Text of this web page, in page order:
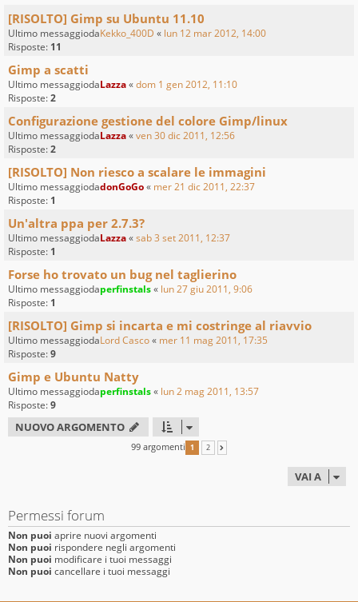
[RISOLTO] Gimp su Ubuntu 11.10
Ultimo messaggiodaKekko_400D « lun 12 mar 2012, 14:00
Risposte: 11
Gimp a scatti
Ultimo messaggiodaLazza«dom 1 gen 2012, 11:10
Risposte:2
Configurazione gestione del colore Gimp/linux
Ultimo messaggiodaLazza«ven 30 dic 2011, 12:56
Risposte:2
[RISOLTO] Non riesco a scalare le immagini
Ultimo messaggiodadonGoGo« mer 21 dic 2011, 22:37
Risposte: 1
Un'altra ppa per 2.7.3?
Ultimo messaggiodaLazza«sab 3 set 2011, 12:37
Risposte: 1
Forse ho trovato un bug nel taglierino
Ultimo messaggiodaperfinstals« lun 27 giu 2011, 9:06
Risposte: 1
[RISOLTO] Gimp si incarta e mi costringe al riavvio
Ultimo messaggiodaLord Casco« mer 11 mag 2011, 17:35
Risposte:9
Gimp e Ubuntu Natty
Ultimo messaggiodaperfinstals« lun 2 mag 2011, 13:57
Risposte:9
NUOVO ARGOMENTO
99 argomenti 1 2
VAI A
Permessi forum
Non puoi aprire nuovi argomenti
Non puoi rispondere negli argomenti
Non puoi modificare i tuoi messaggi
Non puoi cancellare i tuoi messaggi